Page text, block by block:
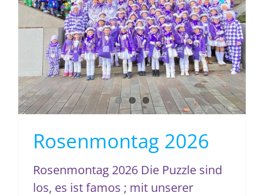
Rosenmontag 2026
Rosenmontag 2026
Rosenmontag 2026 Die Puzzle sind
los, es ist famos ; mit unserer